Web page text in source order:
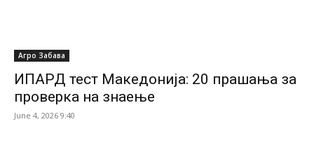
Агро Забава
ИПАРД тест Македонија: 20 прашања за
проверка на знаење
June 4, 2026 9:40